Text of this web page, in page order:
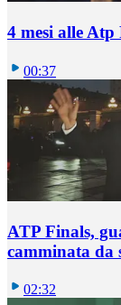
4 mesi alle Atp
00:37
ATP Finals,
camminata da
02:32